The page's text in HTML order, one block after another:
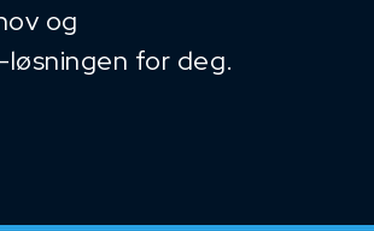
og
for deg.